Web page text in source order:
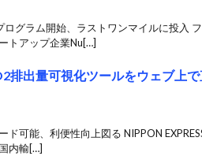
グラム開始、ラストワンマイルに投入
トアップ企業Nu[…]
排出量可視化ツールをウェブ上
可能、利便性向上図る NIPPON
内輸[…]